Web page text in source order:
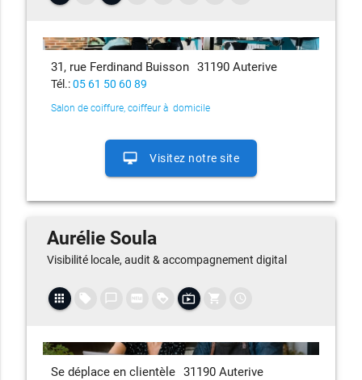
31, rue Ferdinand Buisson 31190 Auterive
Tél.:05 61 50 60 89
Salon de coiffure, coiffeur à domicile
desktop_mac Visitez notre site
Aurélie Soula
Visibilité locale, audit & accompagnement digital
apps local_offer chat_bubble_outline fiber_new loyalty live_tv shopping_cart access_time
Se déplace en clientèle 31190 Auterive